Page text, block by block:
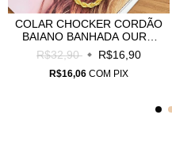
COLAR CHOCKER CORDÃO
BAIANO BANHADA OURO
18K - CH0024
R$32,90 R$16,90
R$16,06 COM PIX